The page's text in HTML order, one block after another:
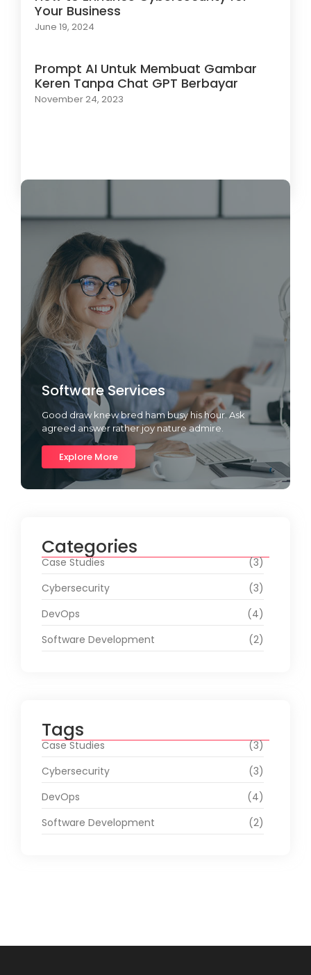
Your Business
June 19, 2024
Prompt AI Untuk Membuat Gambar
Keren Tanpa Chat GPT Berbayar
November 24, 2023
Software Services
Good draw knew bred ham busy his hour. Ask
agreed answer rather joy nature admire.
Explore More
Categories
Case Studies
(3)
Cybersecurity
(3)
DevOps
(4)
Software Development
(2)
Tags
Case Studies
(3)
Cybersecurity
(3)
DevOps
(4)
Software Development
(2)